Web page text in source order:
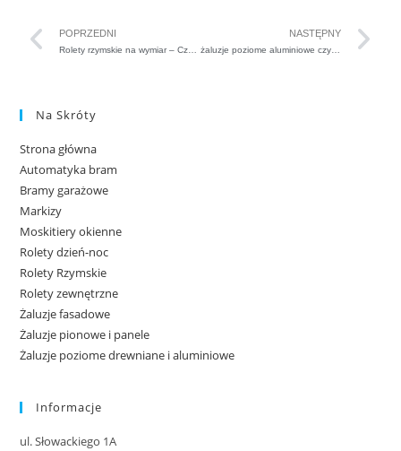
POPRZEDNI NASTĘPNY
żaluzje poziome aluminiowe czy pcv – Piła
Na Skróty
Strona główna
Automatyka bram
Bramy garażowe
Markizy
Moskitiery okienne
Rolety dzień-noc
Rolety Rzymskie
Rolety zewnętrzne
Żaluzje fasadowe
Żaluzje pionowe i panele
Żaluzje poziome drewniane i aluminiowe
Informacje
ul. Słowackiego 1A